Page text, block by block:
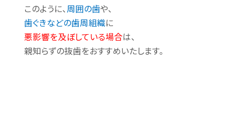
このように、周囲の歯や、
歯ぐきなどの歯周組織に
悪影響を及ぼしている場合は、
親知らずの抜歯をおすすめいたします。